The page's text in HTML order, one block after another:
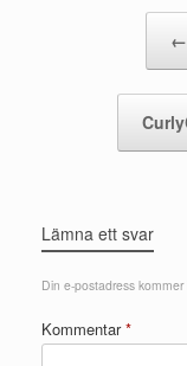
←
Lämna ett svar
Din e-postadress kommer
Kommentar*